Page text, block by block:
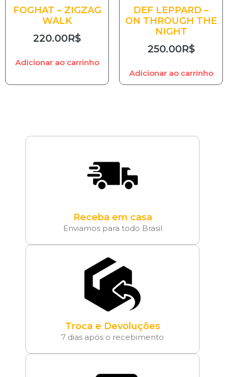
FOGHAT – ZIGZAG
WALK
220.00R$
Adicionar ao carrinho
DEF LEPPARD –
ON THROUGH THE
NIGHT
250.00R$
Adicionar ao carrinho
Receba em casa
Enviamos para todo Brasil
Troca e Devoluções
7 dias após o recebimento